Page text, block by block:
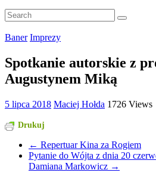
Baner Imprezy
Spotkanie autorskie z
Augustynem Miką
5 lipca 2018 Maciej Hołda 1726 Views
Drukuj
← Repertuar Kina za Rogiem
Pytanie do Wójta z dnia 20
Damiana Markowicz →